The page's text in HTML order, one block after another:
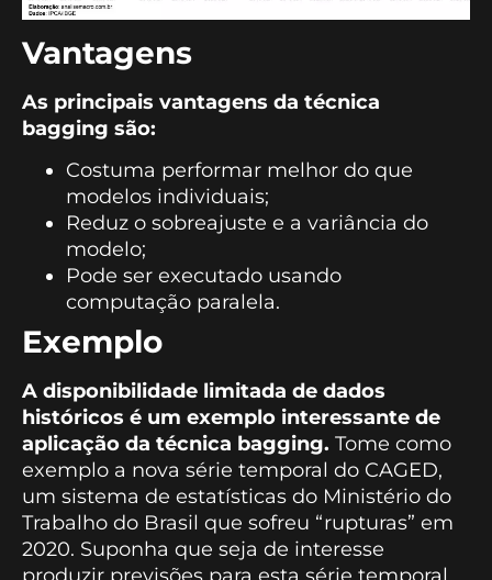
Vantagens
As principais vantagens da técnica
bagging são:
Costuma performar melhor do que
modelos individuais;
Reduz o sobreajuste e a variância do
modelo;
Pode ser executado usando
computação paralela.
Exemplo
A disponibilidade limitada de dados
históricos é um exemplo interessante de
aplicação da técnica bagging. Tome como
exemplo a nova série temporal do CAGED,
um sistema de estatísticas do Ministério do
Trabalho do Brasil que sofreu “rupturas” em
2020. Suponha que seja de interesse